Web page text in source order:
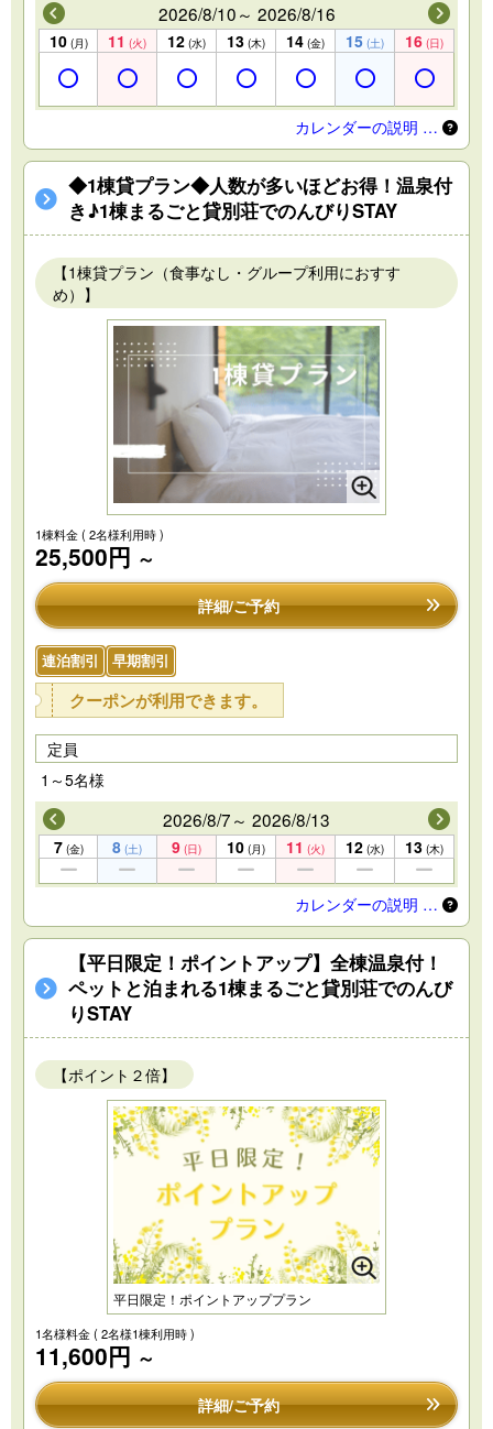
2026/8/10～ 2026/8/16
10 (月) 11 (火) 12 (水) 13 (木) 14 (金) 15 (土) 16 (日)
カレンダーの説明 …
◆1棟貸プラン◆人数が多いほどお得！温泉付
き♪1棟まるごと貸別荘でのんびりSTAY
【1棟貸プラン（食事なし・グループ利用におすす
め）】
1棟料金( 2名様利用時 )
25,500円 ～
詳細/ご予約
連泊割引 早期割引
クーポンが利用できます。
定員
1～5名様
2026/8/7～ 2026/8/13
7 (金) 8 (土) 9 (日) 10 (月) 11 (火) 12 (水) 13 (木)
カレンダーの説明 …
【平日限定！ポイントアップ】全棟温泉付！
ペットと泊まれる1棟まるごと貸別荘でのんび
りSTAY
【ポイント２倍】
平日限定！ポイントアッププラン
1名様料金( 2名様1棟利用時 )
11,600円 ～
詳細/ご予約